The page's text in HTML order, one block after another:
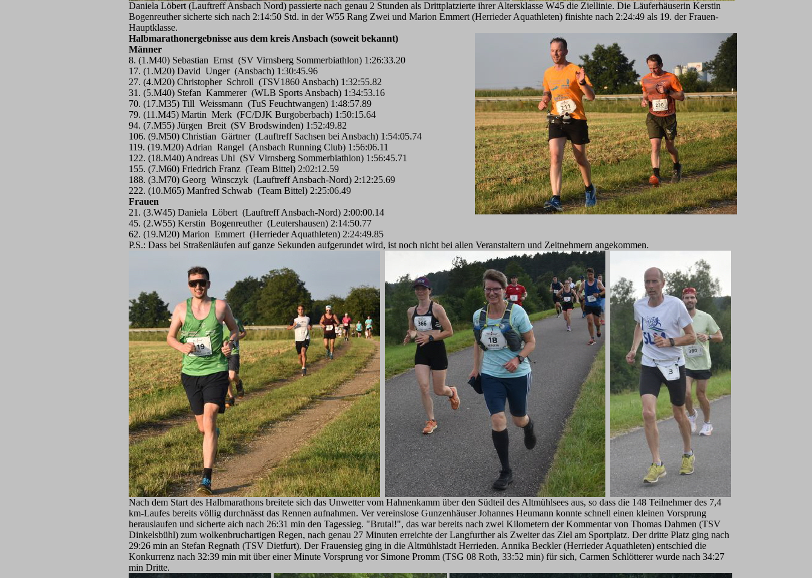
Daniela Löbert (Lauftreff Ansbach Nord) passierte nach genau 2 Stunden als Drittplatzierte ihrer Altersklasse W45 die Ziellinie. Die Läuferhäuserin Kerstin
Bogenreuther sicherte sich nach 2:14:50 Std. in der W55 Rang Zwei und Marion Emmert (Herrieder Aquathleten) finishte nach 2:24:49 als 19. der Frauen-
Hauptklasse.
Halbmarathonergebnisse aus dem kreis Ansbach (soweit bekannt)
Männer
8. (1.M40) Sebastian Ernst (SV Virnsberg Sommerbiathlon) 1:26:33.20
17. (1.M20) David Unger (Ansbach) 1:30:45.96
27. (4.M20) Christopher Schroll (TSV1860 Ansbach) 1:32:55.82
31. (5.M40) Stefan Kammerer (WLB Sports Ansbach) 1:34:53.16
70. (17.M35) Till Weissmann (TuS Feuchtwangen) 1:48:57.89
79. (11.M45) Martin Merk (FC/DJK Burgoberbach) 1:50:15.64
94. (7.M55) Jürgen Breit (SV Brodswinden) 1:52:49.82
106. (9.M50) Christian Gärtner (Lauftreff Sachsen bei Ansbach) 1:54:05.74
119. (19.M20) Adrian Rangel (Ansbach Running Club) 1:56:06.11
122. (18.M40) Andreas Uhl (SV Virnsberg Sommerbiathlon) 1:56:45.71
155. (7.M60) Friedrich Franz (Team Bittel) 2:02:12.59
188. (3.M70) Georg Winsczyk (Lauftreff Ansbach-Nord) 2:12:25.69
222. (10.M65) Manfred Schwab (Team Bittel) 2:25:06.49
Frauen
21. (3.W45) Daniela Löbert (Lauftreff Ansbach-Nord) 2:00:00.14
45. (2.W55) Kerstin Bogenreuther (Leutershausen) 2:14:50.77
62. (19.M20) Marion Emmert (Herrieder Aquathleten) 2:24:49.85
P.S.: Dass bei Straßenläufen auf ganze Sekunden aufgerundet wird, ist noch nicht bei allen Veranstaltern und Zeitnehmern angekommen.
Nach dem Start des Halbmarathons breitete sich das Unwetter vom Hahnenkamm über den Südteil des Altmühlsees aus, so dass die 148 Teilnehmer des 7,4
km-Laufes bereits völlig durchnässt das Rennen aufnahmen. Ver vereinslose Gunzenhäuser Johannes Heumann konnte schnell einen kleinen Vorsprung
herauslaufen und sicherte aich nach 26:31 min den Tagessieg. "Brutal!", das war bereits nach zwei Kilometern der Kommentar von Thomas Dahmen (TSV
Dinkelsbühl) zum wolkenbruchartigen Regen, nach genau 27 Minuten erreichte der Langfurther als Zweiter das Ziel am Sportplatz. Der dritte Platz ging nach
29:26 min an Stefan Regnath (TSV Dietfurt). Der Frauensieg ging in die Altmühlstadt Herrieden. Annika Beckler (Herrieder Aquathleten) entschied die
Konkurrenz nach 32:39 min mit über einer Minute Vorsprung vor Simone Promm (TSG 08 Roth, 33:52 min) für sich, Carmen Schlötterer wurde nach 34:27
min Dritte.